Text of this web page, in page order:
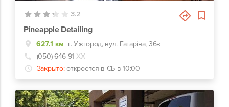
3.2
Pineapple Detailing
627.1 км г. Ужгород, вул. Гагаріна, 36в
(050) 646-91-ХХ
Закрыто: откроется в СБ в 10:00